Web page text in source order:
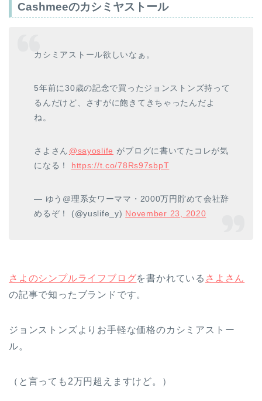
Cashmeeのカシミヤストール
カシミアストール欲しいなぁ。
5年前に30歳の記念で買ったジョンストンズ持って
るんだけど、さすがに飽きてきちゃったんだよ
ね。
さよさん⁦ @sayoslife ⁩ がブログに書いてたコレが気
になる！ https://t.co/78Rs97sbpT
— ゆう@理系女ワーママ・2000万円貯めて会社辞
めるぞ！ (@yuslife_y) November 23, 2020
さよのシンプルライフブログを書かれている さよさん
の記事で知ったブランドです。
ジョンストンズよりお手軽な価格のカシミアストー
ル。
（と言っても2万円超えますけど。）